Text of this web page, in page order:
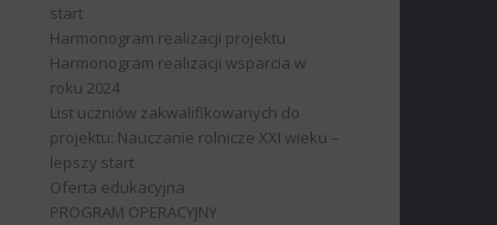
start
Harmonogram realizacji projektu
Harmonogram realizacji wsparcia w
roku 2024
List uczniów zakwalifikowanych do
projektu: Nauczanie rolnicze XXI wieku –
lepszy start
Oferta edukacyjna
PROGRAM OPERACYJNY